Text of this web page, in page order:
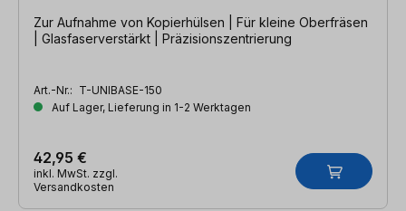
Zur Aufnahme von Kopierhülsen | Für kleine Oberfräsen
| Glasfaserverstärkt | Präzisionszentrierung
Art.-Nr.: T-UNIBASE-150
Auf Lager, Lieferung in 1-2 Werktagen
42,95 €
inkl. MwSt. zzgl.
Versandkosten